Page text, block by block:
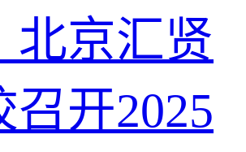
北京汇贤
召开2025